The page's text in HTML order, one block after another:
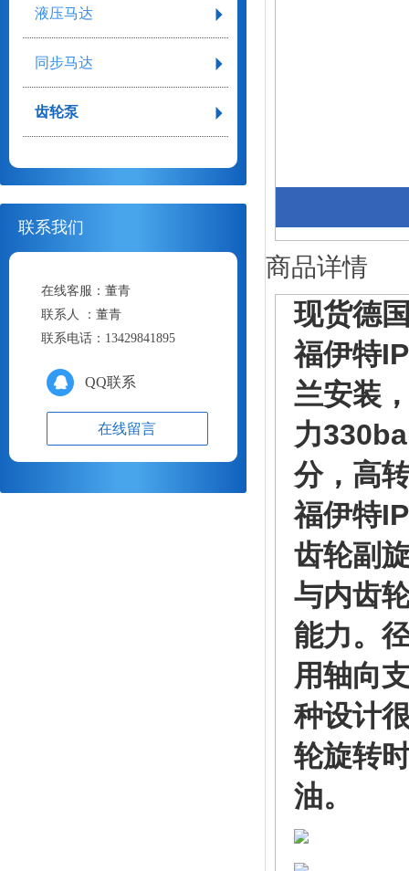
液压马达
同步马达
齿轮泵
联系我们
在线客服：董青
联系人 ：董青
联系电话： 13429841895
QQ联系
在线留言
商品详情
现货德
福伊特
兰安装
力
分，高
福伊特
齿轮副
与内齿
能力。
用轴向
种设计
轮旋转
油。